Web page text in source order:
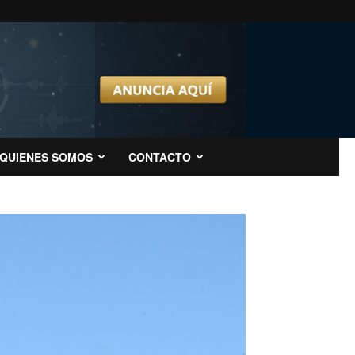
QUIENES SOMOS CONTACTO